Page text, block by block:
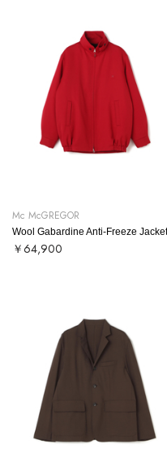
Mc McGREGOR
￥64,900